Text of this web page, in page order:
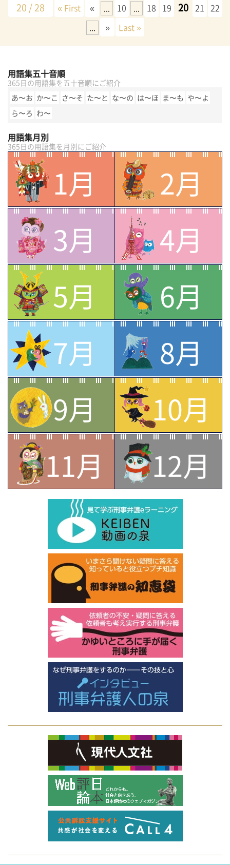
20 / 28 « First « ... 10 ... 18 19 20 21 22
... » Last »
用語集五十音順
365日の用語集を五十音順にご紹介
あ〜お か〜こ さ〜そ た〜と な〜の は〜ほ ま〜も や〜よ
ら〜ろ わ〜
用語集月別
365日の用語集を月別にご紹介
1月
2月
3月
4月
5月
6月
7月
8月
9月
10月
11月
12月